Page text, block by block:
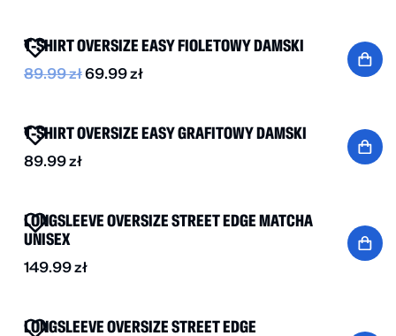
T-SHIRT OVERSIZE EASY FIOLETOWY DAMSKI
89.99zł69.99zł
T-SHIRT OVERSIZE EASY GRAFITOWY DAMSKI
89.99zł
LONGSLEEVE OVERSIZE STREET EDGE MATCHA
UNISEX
149.99zł
LONGSLEEVE OVERSIZE STREET EDGE